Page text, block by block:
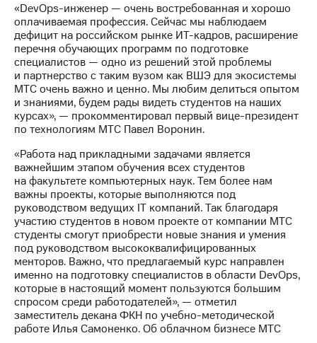
Раскрытие
информации
Информация
акционерам
Документы
ПАО
"МТС"
Собрания
акционеров
Личный
кабинет
акционера
Акционерный
капитал
Контроль
и
аудит
Рынок
акций
Описание
Программа
приобретения
Порядок
«DevOps-инженер — очень востребованная и хорошо
оплачиваемая профессия. Сейчас мы наблюдаем
дефицит на российском рынке ИТ-кадров, расширение
перечня обучающих программ по подготовке
специалистов — одно из решений этой проблемы
и партнерство с таким вузом как ВШЭ для экосистемы
МТС очень важно и ценно. Мы любим делиться опытом
и знаниями, будем рады видеть студентов на наших
курсах», — прокомментировал первый вице-президент
по технологиям МТС Павел Воронин.
«Работа над прикладными задачами является
важнейшим этапом обучения всех студентов
на факультете компьютерных наук. Тем более нам
важны проекты, которые выполняются под
руководством ведущих IT компаний. Так благодаря
участию студентов в новом проекте от компании МТС
студенты смогут приобрести новые знания и умения
под руководством высококвалифицированных
менторов. Важно, что предлагаемый курс направлен
именно на подготовку специалистов в области DevOps,
которые в настоящий момент пользуются большим
спросом среди работодателей», — отметил
заместитель декана ФКН по учебно-методической
работе Илья Самоненко. Об облачном бизнесе МТС